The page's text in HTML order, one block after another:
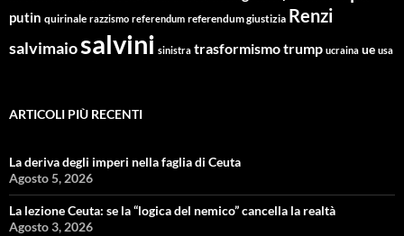
putin quirinale razzismo referendum referendum giustizia Renzi
salvimaiosalvini sinistra trasformismotrump ucraina ue usa
ARTICOLI PIÙ RECENTI
La deriva degli imperi nella faglia di Ceuta
Agosto 5, 2026
La lezione Ceuta: se la “logica del nemico” cancella la realtà
Agosto 3, 2026